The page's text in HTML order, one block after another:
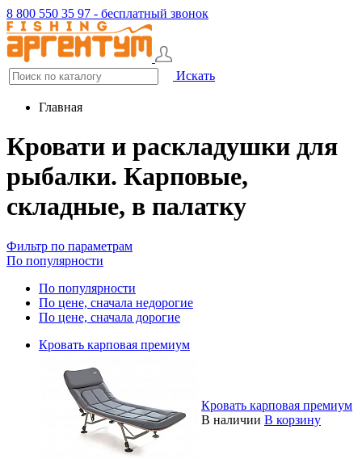
8 800 550 35 97 - бесплатный звонок
Искать
Главная
Кровати и раскладушки для
рыбалки. Карповые,
складные, в палатку
Фильтр по параметрам
По популярности
По популярности
По цене, сначала недорогие
По цене, сначала дорогие
Кровать карповая премиум
Кровать карповая премиум
В наличии В корзину